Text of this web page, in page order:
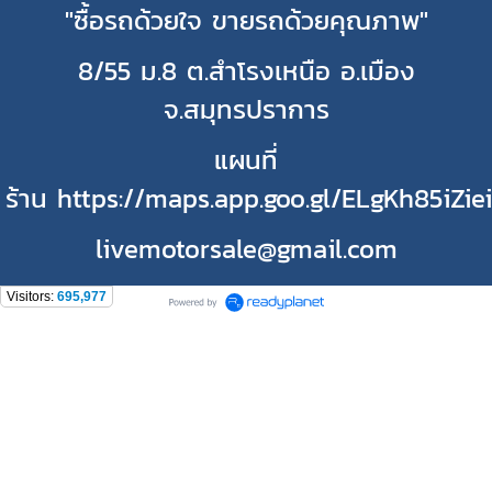
"ซื้อรถด้วยใจ ขายรถด้วยคุณภาพ"
8/55 ม.8 ต.สำโรงเหนือ อ.เมือง
จ.สมุทรปราการ
แผนที่
ร้าน https://maps.app.goo.gl/
livemotorsale@gmail.com
Visitors: 695,977